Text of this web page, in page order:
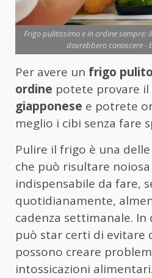
Frigo pulitissimo e in ordine sempre:
dovrebbero conoscere -
Per avere un frigo
ordine potete provare il
giapponese e potrete
meglio i cibi senza fare
Pulire il frigo è una
che può risultare noiosa
indispensabile da fare,
quotidianamente,
cadenza settimanale.
può star certi di evitare
possono creare
intossicazioni alimentari.